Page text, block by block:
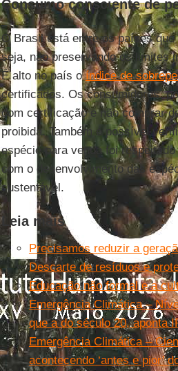
Consumo consciente de
O Brasil está entre os países
seja, não preservando os limites
É alto no país oíndice de
certificados. Os consumidores,
com certificação e não comprar
proibida. Também é possível
espécie para venda foi
com o desenvolvimento das
sustentável.
Leia mais
Precisamos reduzir a
Descarte de resíduos e
Educação não formal e a
Emergência Climática –
que a do século 20, aponta
Emergência Climática –
acontecendo ‘antes e pior’